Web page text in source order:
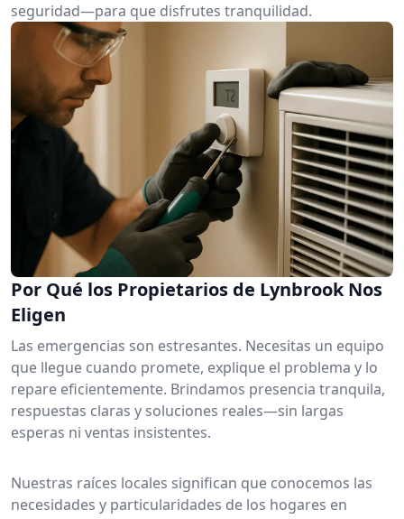
seguridad—para que disfrutes tranquilidad.
Por Qué los Propietarios de Lynbrook Nos
Eligen
Las emergencias son estresantes. Necesitas un equipo
que llegue cuando promete, explique el problema y lo
repare eficientemente. Brindamos presencia tranquila,
respuestas claras y soluciones reales—sin largas
esperas ni ventas insistentes.
Nuestras raíces locales significan que conocemos las
necesidades y particularidades de los hogares en